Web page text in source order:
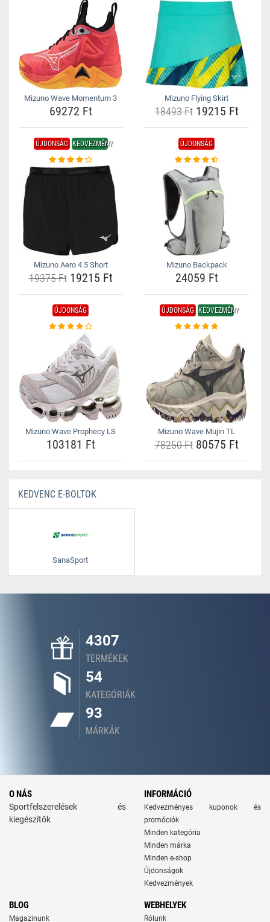
Mizuno Wave Momentum 3
69272 Ft
Mizuno Flying Skirt
18493 Ft19215 Ft
ÚJDONSÁG KEDVEZMÉNY
Mizuno Aero 4.5 Short
19375 Ft19215 Ft
ÚJDONSÁG
Mizuno Backpack
24059 Ft
ÚJDONSÁG
Mizuno Wave Prophecy LS
103181 Ft
ÚJDONSÁG KEDVEZMÉNY
Mizuno Wave Mujin TL
78250 Ft80575 Ft
KEDVENC E-BOLTOK
SanaSport
4307
TERMÉKEK
54
KATEGÓRIÁK
93
MÁRKÁK
O NÁS
Sportfelszerelések és
kiegészítők
INFORMÁCIÓ
Kedvezményes kuponok és
promóciók
Minden kategória
Minden márka
Minden e-shop
Újdonságok
Kedvezmények
BLOG
Magazinunk
WEBHELYEK
Rólunk